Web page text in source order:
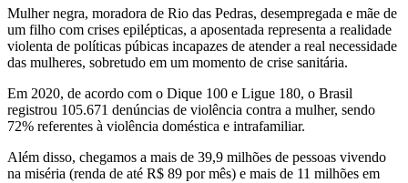
Mulher negra, moradora de Rio das Pedras, desempregada e mãe de
um filho com crises epilépticas, a aposentada representa a realidade
violenta de políticas púbicas incapazes de atender a real necessidade
das mulheres, sobretudo em um momento de crise sanitária.
Em 2020, de acordo com o Dique 100 e Ligue 180, o Brasil
registrou 105.671 denúncias de violência contra a mulher, sendo
72% referentes à violência doméstica e intrafamiliar.
Além disso, chegamos a mais de 39,9 milhões de pessoas vivendo
na miséria (renda de até R$ 89 por mês) e mais de 11 milhões em